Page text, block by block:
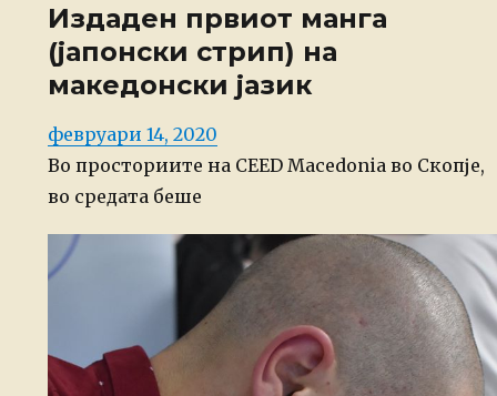
Издаден првиот манга
(јапонски стрип) на
македонски јазик
Posted
on
февруари 14, 2020
Во просториите на CEED Macedonia во Скопје,
во средата беше